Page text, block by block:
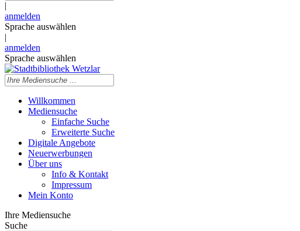
|
anmelden
Sprache auswählen
|
anmelden
Sprache auswählen
Willkommen
Mediensuche
Einfache Suche
Erweiterte Suche
Digitale Angebote
Neuerwerbungen
Über uns
Info & Kontakt
Impressum
Mein Konto
Ihre Mediensuche
Suche